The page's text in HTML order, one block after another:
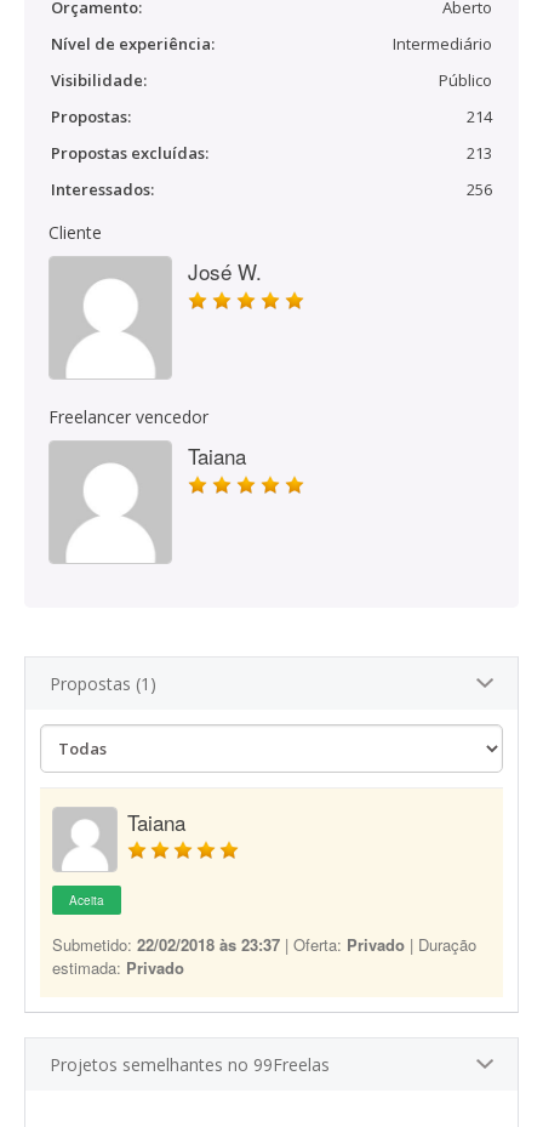
Orçamento:
Aberto
Nível de experiência:
Intermediário
Visibilidade:
Público
Propostas:
214
Propostas excluídas:
213
Interessados:
256
Cliente
José W.
Freelancer vencedor
Taiana
Propostas (1)
Taiana
Aceita
Submetido: 22/02/2018 às 23:37 | Oferta: Privado | Duração
estimada: Privado
Projetos semelhantes no 99Freelas